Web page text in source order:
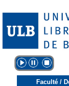
Faculté /